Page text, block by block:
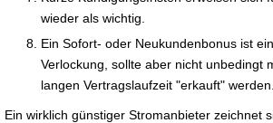
wieder als wichtig.
Ein Sofort- oder Neukundenbonus ist
Verlockung, sollte aber nicht unbedingt
langen Vertragslaufzeit "erkauft" werden.
Ein wirklich günstiger Stromanbieter zeichnet